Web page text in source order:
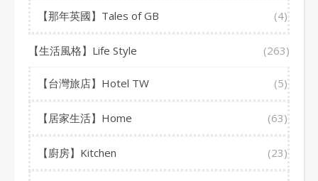
【那年英國】Tales of GB (4)
【生活風格】Life Style (263)
【台灣旅店】Hotel TW (5)
【居家生活】Home (63)
【廚房】Kitchen (23)